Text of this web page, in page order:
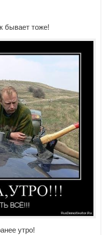
бывает тоже!
утро!